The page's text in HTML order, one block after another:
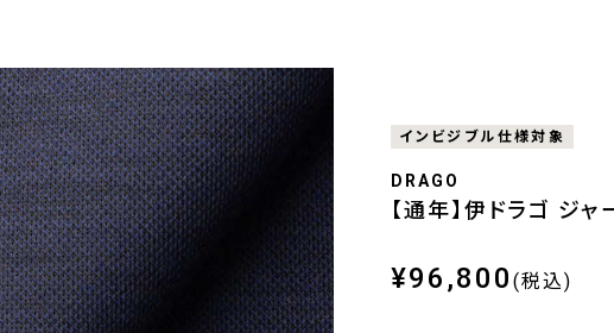
インビジブル仕様対象
DRAGO
【通年】伊ドラゴ ジ
¥96,800 (税込)